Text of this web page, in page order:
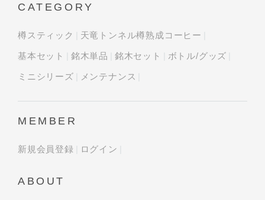
CATEGORY
樽スティック 天竜トンネル樽熟成コーヒー
基本セット 銘木単品 銘木セット ボトル/グッズ
ミニシリーズ メンテナンス
MEMBER
新規会員登録 ログイン
ABOUT